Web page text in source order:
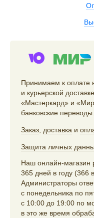
Принимаем к оплате
и курьерской
«Мастеркард» и
банковские переводы.
Заказ доставка и
Защита личных
Наш онлайн-магазин
365 дней в году (366
Администраторы
с понедельника по
с 10:00 до 19:00 по
в это же время